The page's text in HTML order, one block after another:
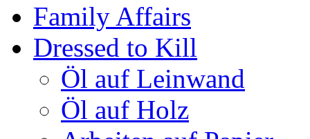
Family Affairs
Dressed to Kill
Öl auf Leinwand
Öl auf Holz